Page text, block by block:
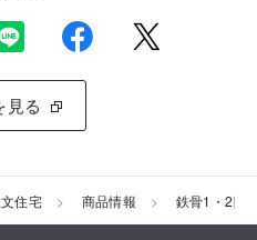
見る
住宅 商品情報 鉄骨1・2階